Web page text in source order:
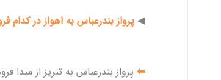
◀ پرواز بندرعباس به اهواز در کدام
⬅ پرواز بندرعباس به تبریز از مبدا